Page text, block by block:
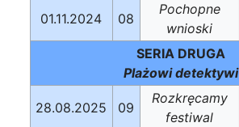
01.11.2024 08
Pochopne
wnioski
SERIA DRUGA
Plażowi detektywi
28.08.2025 09
Rozkręcamy
festiwal